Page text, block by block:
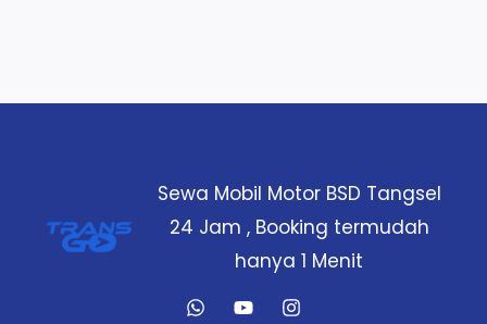
Sewa Mobil Motor BSD Tangsel
24 Jam , Booking termudah
hanya 1 Menit